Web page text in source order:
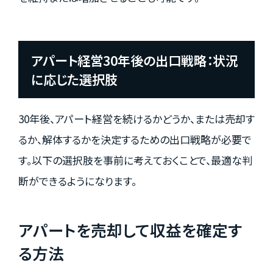
アパート経営30年後の出口戦略：状況
に応じた選択肢
30年後、アパート経営を続けるかどうか、または売却す
るか、解体するかを決定するための出口戦略が必要で
す。以下の選択肢を事前に考えておくことで、最適な判
断ができるようになります。
アパートを売却して収益を確定す
る方法